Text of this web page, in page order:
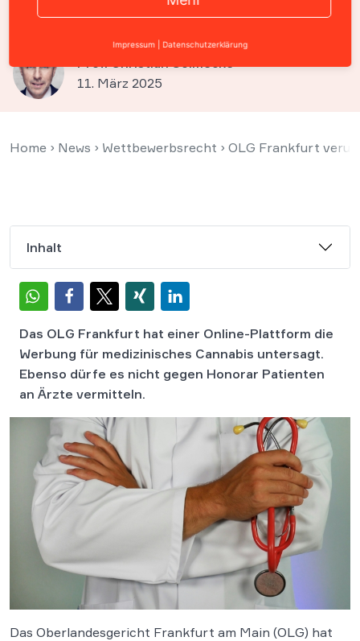
Cannabis untersagt
Prof. Christian Solmecke
11. März 2025
Home › News › Wettbewerbsrecht › OLG Frankfurt
Inhalt
Das OLG Frankfurt hat einer Online-Plattform die
Werbung für medizinisches Cannabis untersagt.
Ebenso dürfe es nicht gegen Honorar Patienten
an Ärzte vermitteln.
Das Oberlandesgericht Frankfurt am Main (OLG) hat
Impressum Datenschutzerklärung